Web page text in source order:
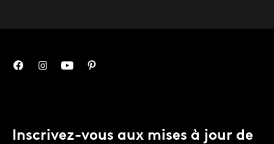
Inscrivez-vous aux mises à jour de